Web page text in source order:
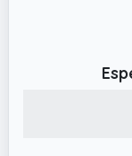
higiene y
no tóxico y
lo